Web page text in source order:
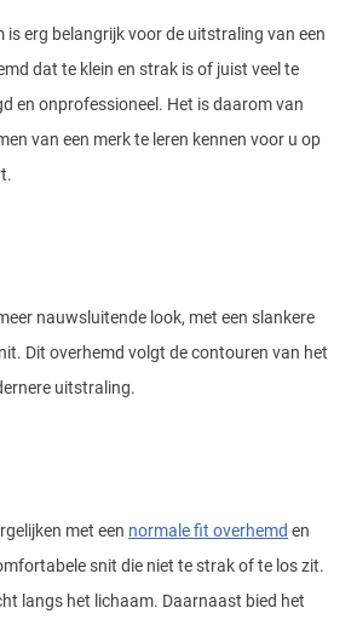
is erg belangrijk voor de uitstraling van een
dat te klein en strak is of juist veel te
en onprofessioneel. Het is daarom van
van een merk te leren kennen voor u op
nauwsluitende look, met een slankere
Dit overhemd volgt de contouren van het
uitstraling.
met een normale fit overhemd en
snit die niet te strak of te los zit.
langs het lichaam. Daarnaast bied het